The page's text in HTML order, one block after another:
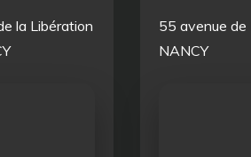
la Libération
55 avenue
NANCY